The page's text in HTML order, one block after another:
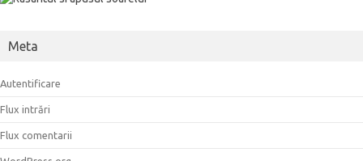
Meta
Autentificare
Flux intrări
Flux comentarii